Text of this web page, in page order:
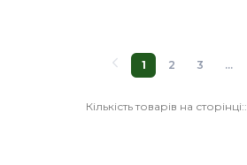
Кількість товарів на сторінці::
1 2 3 ...